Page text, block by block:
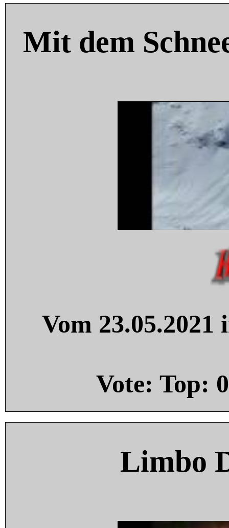
Mit dem
Vom
Vote: Top: 0
Limbo